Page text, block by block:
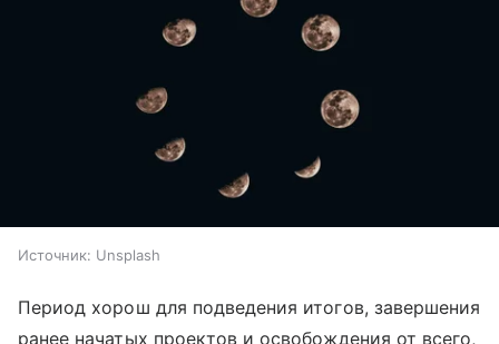
Источник: Unsplash
Период хорош для подведения итогов, завершения
ранее начатых проектов и освобождения от всего,